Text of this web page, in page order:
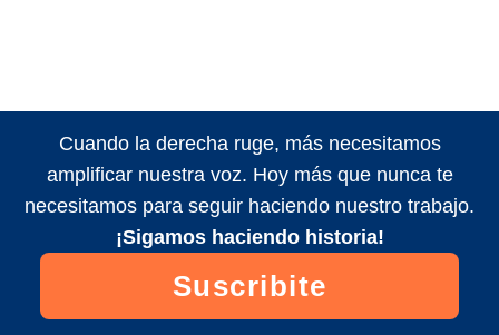
Cuando la derecha ruge, más necesitamos
amplificar nuestra voz. Hoy más que nunca te
necesitamos para seguir haciendo nuestro trabajo.
¡Sigamos haciendo historia!
Suscribite